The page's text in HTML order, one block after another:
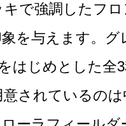
で強調したフ
を与えます。
はじめとした全
されているの